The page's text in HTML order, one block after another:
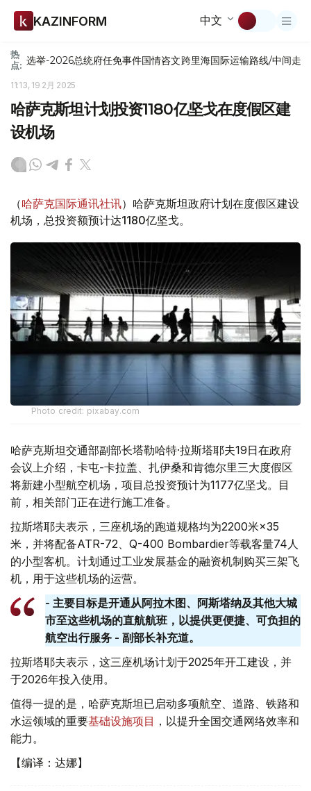
KAZINFORM 中文
热
点: 选举-2026总统府任免事件国情咨文跨里海国际运输路线/中间走廊
11:13, 19 2月 2025
哈萨克斯坦计划投资1180亿坚戈在度假区建
设机场
（哈萨克国际通讯社讯）哈萨克斯坦政府计划在度假区建设
机场，总投资额预计达1180亿坚戈。
Photo credit: pixabay.com
哈萨克斯坦交通部副部长塔勒哈特·拉斯塔耶夫19日在政府
会议上介绍，卡屯-卡拉盖、扎伊桑和肯德尔里三大度假区
将新建小型航空机场，项目总投资预计为1177亿坚戈。目
前，相关部门正在进行施工准备。
拉斯塔耶夫表示，三座机场的跑道规格均为2200米×35
米，并将配备ATR-72、Q-400 Bombardier等载客量74人
的小型客机。计划通过工业发展基金的融资机制购买三架飞
机，用于这些机场的运营。
- 主要目标是开通从阿拉木图、阿斯塔纳及其他大城
市至这些机场的直航航班，以提供更便捷、可负担的
航空出行服务 - 副部长补充道。
拉斯塔耶夫表示，这三座机场计划于2025年开工建设，并
于2026年投入使用。
值得一提的是，哈萨克斯坦已启动多项航空、道路、铁路和
水运领域的重要基础设施项目 ，以提升全国交通网络效率和
能力。
【编译：达娜】